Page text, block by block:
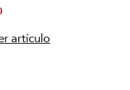
artículo